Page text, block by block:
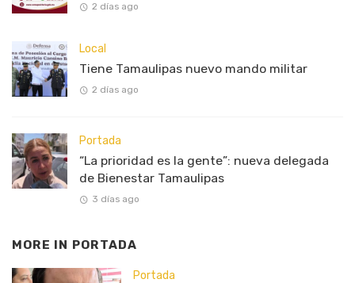
2 días ago
Local
Tiene Tamaulipas nuevo mando militar
2 días ago
Portada
“La prioridad es la gente”: nueva delegada
de Bienestar Tamaulipas
3 días ago
MORE IN PORTADA
Portada